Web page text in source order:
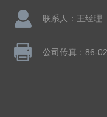
联系人：王经理
公司传真：86-